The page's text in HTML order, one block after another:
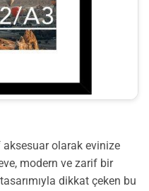
aksesuar olarak evinize
modern ve zarif bir
dikkat çeken bu